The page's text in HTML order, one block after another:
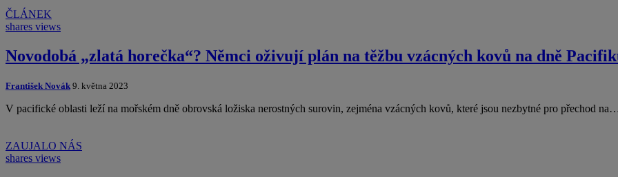
ČLÁNEK
shares views
Novodobá „zlatá horečka“? Němci oživují plán na těžbu vzácných kovů na dně
František Novák 9. května 2023
V pacifické oblasti leží na mořském dně obrovská ložiska nerostných surovin, zejména vzácných kovů, které jsou nezbytné pro přechod na…
ZAUJALO NÁS
shares views